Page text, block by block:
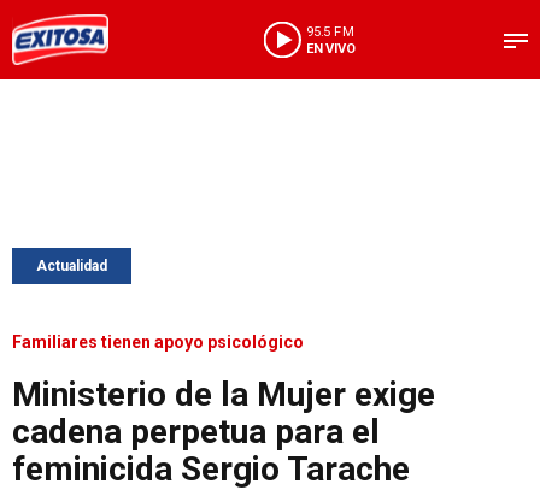
95.5 FM
EN VIVO
Actualidad
Familiares tienen apoyo psicológico
Ministerio de la Mujer exige
cadena perpetua para el
feminicida Sergio Tarache